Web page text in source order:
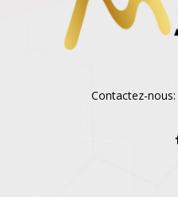
Contactez-nous: